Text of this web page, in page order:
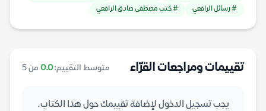
# رسائل الرافعي
# كتب مصطفى صادق الرافعي
تقييمات ومراجعات القرّاء متوسط التقييم:0.0 من 5
يجب تسجيل الدخول لإضافة تقييمك حول هذا الكتاب.